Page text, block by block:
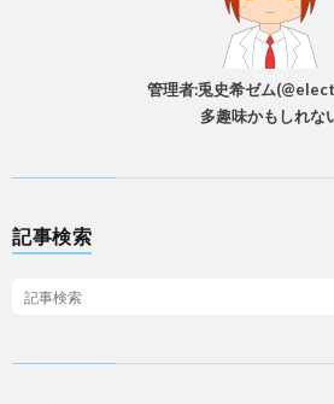
管理者:兎史希ゼム
多趣味かもしれな
記事検索